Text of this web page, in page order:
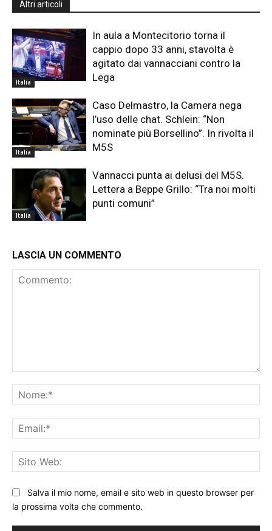
Altri articoli
Italia
In aula a Montecitorio torna il
cappio dopo 33 anni, stavolta è
agitato dai vannacciani contro la
Lega
Italia
Caso Delmastro, la Camera nega
l’uso delle chat. Schlein: “Non
nominate più Borsellino”. In rivolta il
M5S
Italia
Vannacci punta ai delusi del M5S.
Lettera a Beppe Grillo: “Tra noi molti
punti comuni”
LASCIA UN COMMENTO
Salva il mio nome, email e sito web in questo browser per
la prossima volta che commento.